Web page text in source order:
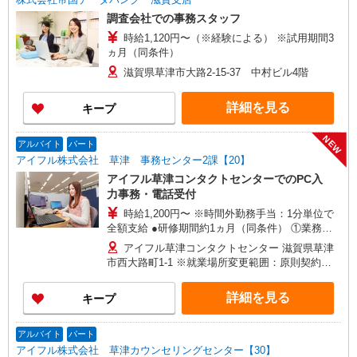
調査会社での事務スタッフ
時給1,120円〜（※経験による） ※試用期間3
ヵ月（同条件）
滋賀県草津市大路2-15-37 中村ビル4階
キープ 詳細を見る
アルバイト パート
アイフル株式会社 草津 事務センター2課【20】
NEW
アイフル草津コンタクトセンターでのPC入
力事務・電話受付
時給1,200円〜 ※時間外勤務手当：1分単位で
全額支給 ●研修期間約1ヵ月（同条件） ①業務知
識について座学講習 ②研修担当者によるOJT研修
アイフル草津コンタクトセンター 滋賀県草津
市西大路町1-1 ※就業場所変更範囲：原則契約期
キープ 詳細を見る
アルバイト パート
アイフル株式会社 草津カウンセリングセンター【30】